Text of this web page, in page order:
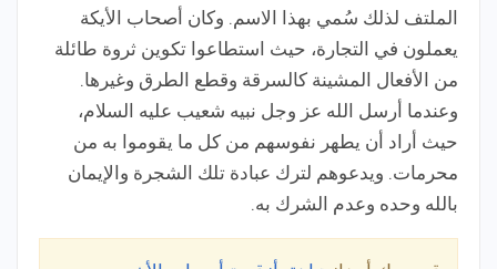
الملتف لذلك سُمي بهذا الاسم. وكان أصحاب الأيكة
يعملون في التجارة، حيث استطاعوا تكوين ثروة طائلة
من الأفعال المشينة كالسرقة وقطع الطرق وغيرها.
وعندما أرسل الله عز وجل نبيه شعيب عليه السلام،
حيث أراد أن يطهر نفوسهم من كل ما يقوموا به من
محرمات. ويدعوهم لترك عبادة تلك الشجرة والإيمان
بالله وحده وعدم الشرك به.